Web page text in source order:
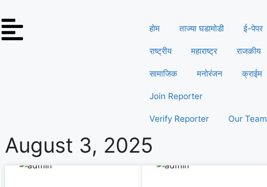
होम ताज्या घडामोडी ई-पेपर
राष्ट्रीय महाराष्ट्र राजकीय
सामाजिक मनोरंजन क्राईम
Join Reporter
Verify Reporter Our Team
August 3, 2025